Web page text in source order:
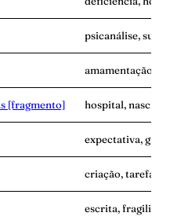
psicanálise,
amamentação,
[fragmento] hospital,
expectativa,
criação, tarefa,
escrita,